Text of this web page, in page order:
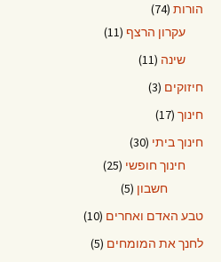
הורות (74)
עקרון הרצף (11)
שינה (11)
חיזוקים (3)
חינוך (17)
חינוך ביתי (30)
חינוך חופשי (25)
חשבון (5)
טבע האדם ואחרים (10)
לחנך את המומחים (5)